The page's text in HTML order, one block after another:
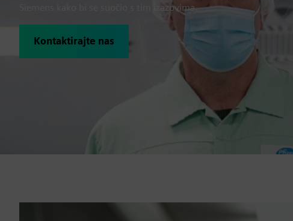
Siemens kako bi se suočio s tim izazovima.
Kontaktirajte nas